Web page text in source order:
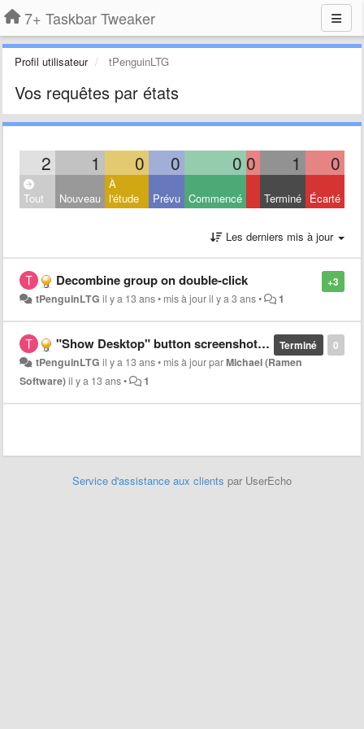
7+ Taskbar Tweaker
Profil utilisateur tPenguinLTG
Vos requêtes par états
2 1 0 0 0 0 1 0
Tout Nouveau
À
l'étude
Prévu Commencé Terminé Écarté
Les derniers mis à jour
+3
Decombine group on double-click
tPenguinLTG il y a 13 ans• mis à jouril y a 3 ans• 1
0
Terminé
"Show Desktop" button screenshot in help file should not be Win8
tPenguinLTG il y a 13 ans• mis à jour parMichael (Ramen
Software)il y a 13 ans• 1
Service d'assistance aux clients par UserEcho